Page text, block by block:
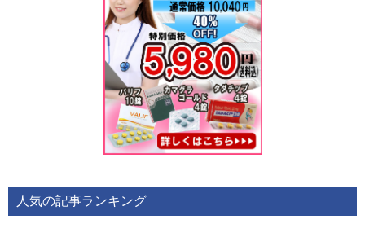
人気の記事ランキング